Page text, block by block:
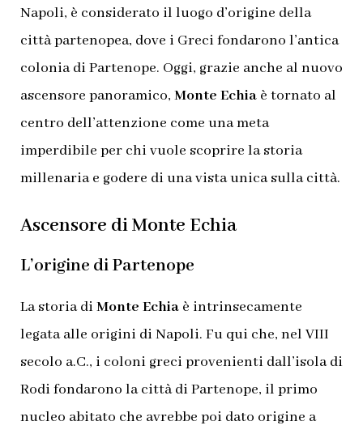
Napoli, è considerato il luogo d’origine della
città partenopea, dove i Greci fondarono l’antica
colonia di Partenope. Oggi, grazie anche al nuovo
ascensore panoramico, Monte Echia è tornato al
centro dell’attenzione come una meta
imperdibile per chi vuole scoprire la storia
millenaria e godere di una vista unica sulla città.
Ascensore di Monte Echia
L’origine di Partenope
La storia diMonte Echia è intrinsecamente
legata alle origini di Napoli. Fu qui che, nel VIII
secolo a.C., i coloni greci provenienti dall’isola di
Rodi fondarono la città di Partenope, il primo
nucleo abitato che avrebbe poi dato origine a